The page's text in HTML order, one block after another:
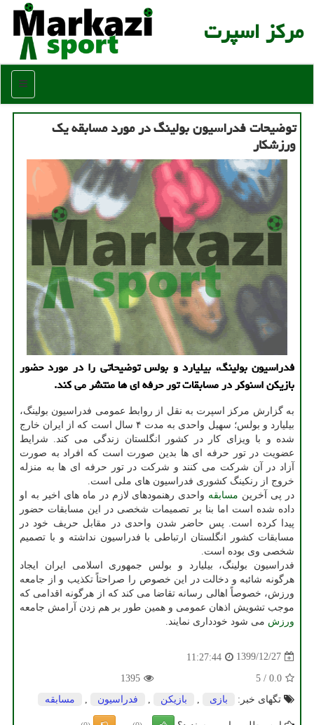
مركز اسپرت
منو
توضیحات فدراسیون بولینگ در مورد مسابقه یك
ورزشكار
فدراسیون بولینگ، بیلیارد و بولس توضیحاتی را در مورد حضور
بازیکن اسنوکر در مسابقات تور حرفه ای ها منتشر می کند.
به گزارش مرکز اسپرت به نقل از روابط عمومی فدراسیون بولینگ،
بیلیارد و بولس؛ سهیل واحدی به مدت ۴ سال است که از ایران خارج
شده و با ویزای کار در کشور انگلستان زندگی می کند. شرایط
عضویت در تور حرفه ای ها بدین صورت است که افراد به صورت
آزاد در آن شرکت می کنند و شرکت در تور حرفه ای ها به منزله
خروج از رنکینگ کشوری فدراسیون های ملی است.
در پی آخرین مسابقه واحدی رهنمودهای لازم در ماه های اخیر به او
داده شده است اما بنا بر تصمیمات شخصی در این مسابقات حضور
پیدا کرده است. پس حاضر شدن واحدی در مقابل حریف خود در
مسابقات کشور انگلستان ارتباطی با فدراسیون نداشته و با تصمیم
شخصی وی بوده است.
فدراسیون بولینگ، بیلیارد و بولس جمهوری اسلامی ایران ایجاد
هرگونه شائبه و دخالت در این خصوص را صراحتاً تکذیب و از جامعه
ورزش، خصوصاً اهالی رسانه تقاضا می کند که از هرگونه اقدامی که
موجب تشویش اذهان عمومی و همین طور بر هم زدن آرامش جامعه
ورزش می شود خودداری نمایند.
1399/12/27
11:27:44
0.0
/
5
1395
تگهای خبر:
بازی بازیكن فدراسیون مسابقه